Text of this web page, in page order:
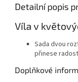
Detailní popis
Víla v
Sada dvou
přinese
Doplňkové